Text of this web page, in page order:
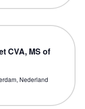
CVA, MS of
Nederland